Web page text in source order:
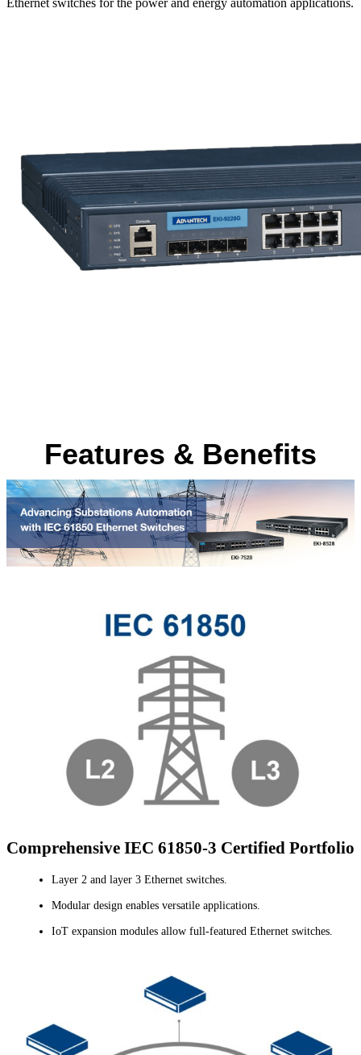
Features & Benefits
Comprehensive IEC 61850-3 Certified Portfolio
Layer 2 and layer 3 Ethernet switches.
Modular design enables versatile applications.
IoT expansion modules allow full-featured Ethernet switches.